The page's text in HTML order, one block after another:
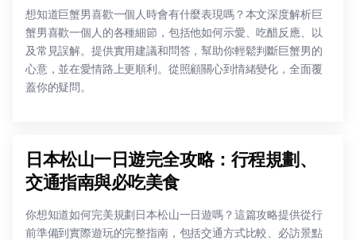
想知道巨蟹男喜歡一個人時會有什麼表現嗎？本文深度解析巨
蟹男喜歡一個人的各種細節，包括他如何示愛、吃醋反應、以
及常見誤解。提供實用建議和問答，幫助你輕鬆判斷巨蟹男的
心意，並在愛情路上更順利。從照顧關心到情緒變化，全面覆
蓋你的疑問。
日本松山一日遊完全攻略：行程規劃、
交通指南與必吃美食
你想知道如何完美規劃日本松山一日遊嗎？這篇攻略提供從行
前準備到實際遊玩的完整指南，包括交通方式比較、必訪景點